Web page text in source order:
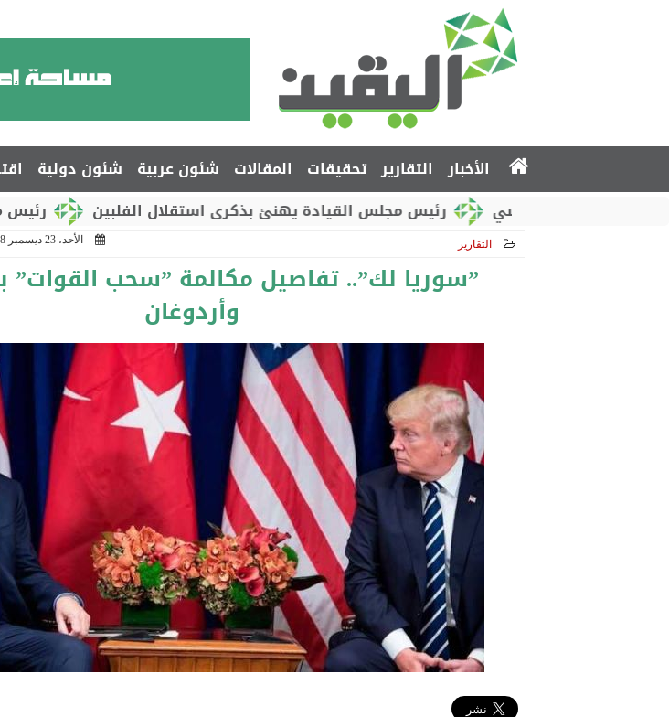
الأخبار التقارير تحقيقات المقالات شئون عربية شئون دولية
رئيس مجلس رئيس مجلس القيادة يهنئ بذكرى استقلال الفلبين
التقارير الأحد، 23 ديسمبر 2018
”سوريا لك”.. تفاصيل مكالمة ”سحب القوات”
وأردوغان